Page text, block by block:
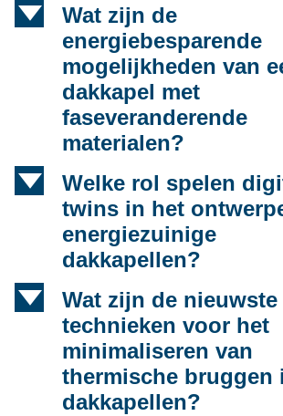
d
Wat zijn de
energiebesparende
mogelijkheden van
dakkapel met
faseveranderende
materialen?
d
Welke rol spelen
twins in het
energiezuinige
dakkapellen?
d
Wat zijn de nieuwste
technieken voor het
minimaliseren van
thermische bruggen
dakkapellen?